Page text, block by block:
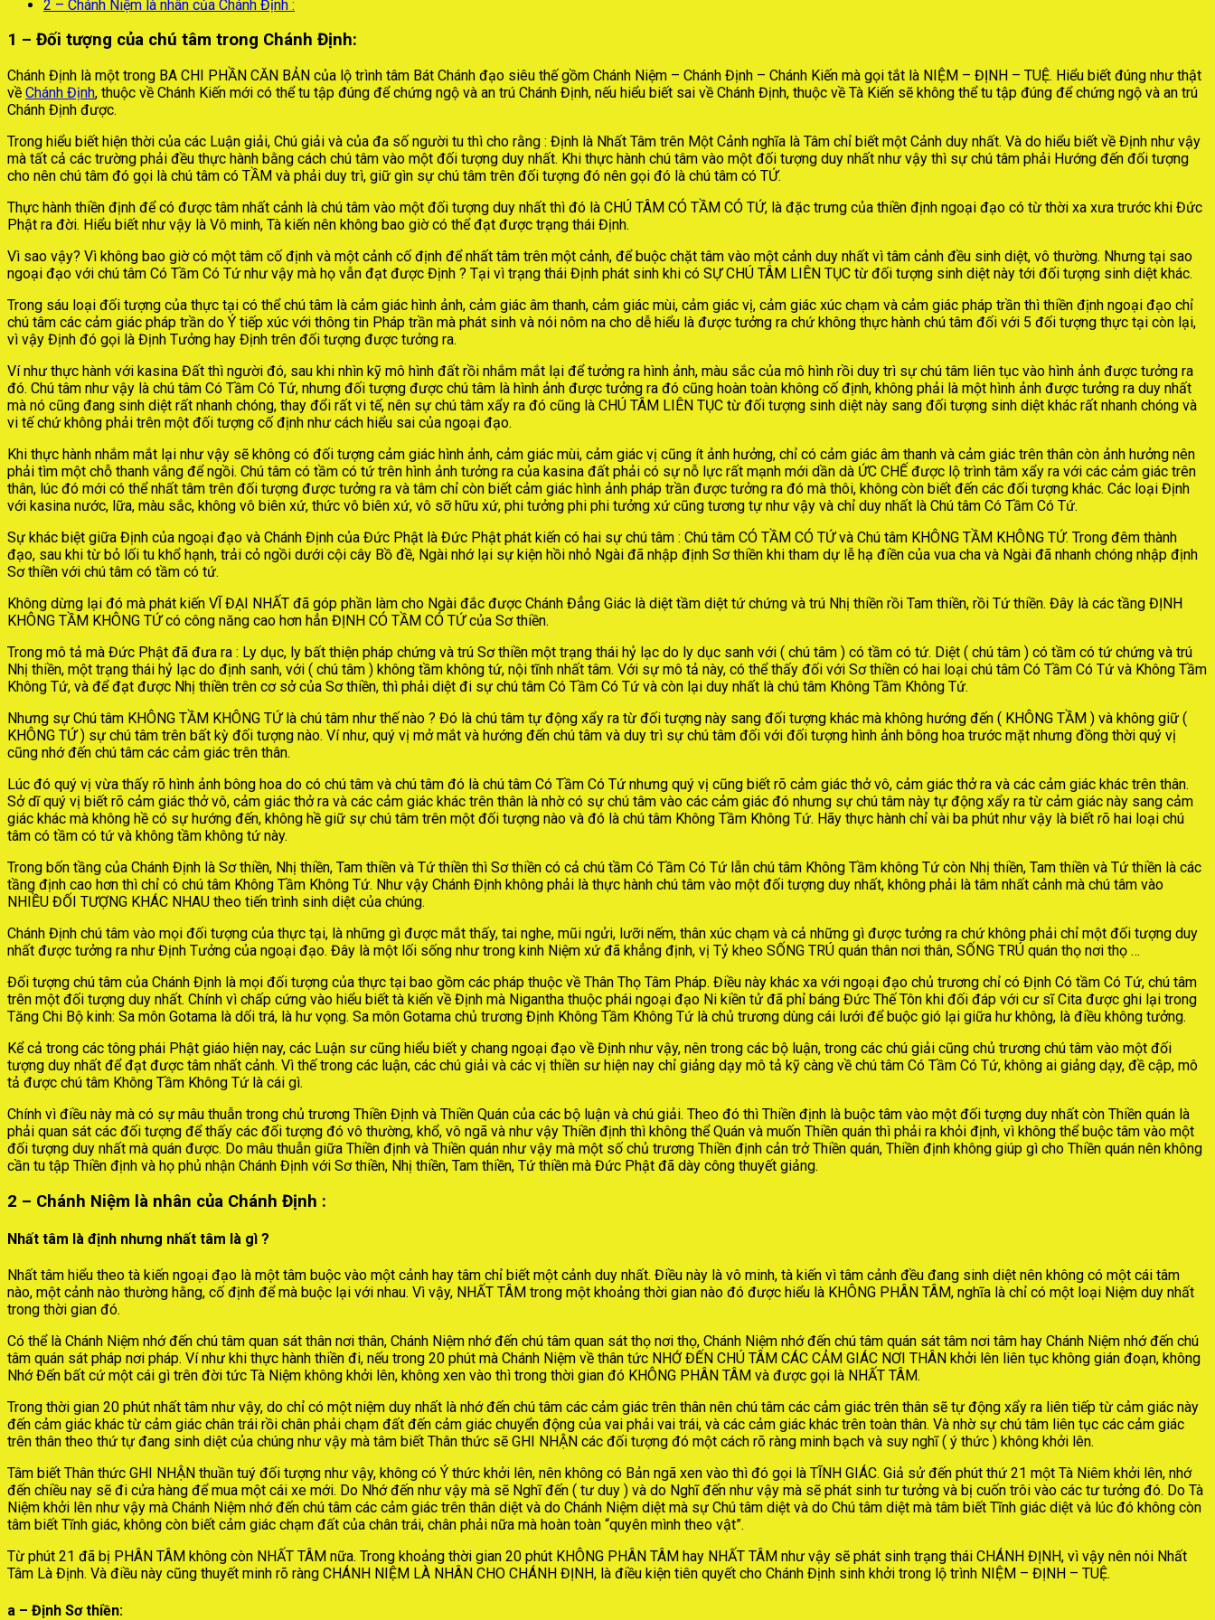
2 – Chánh Niệm là nhân của Chánh Định :
1 – Đối tượng của chú tâm trong Chánh Định:
Chánh Định là một trong BA CHI PHẦN CĂN BẢN của lộ trình tâm Bát Chánh đạo siêu thế gồm Chánh Niệm – Chánh Định – Chánh Kiến mà gọi tắt là NIỆM – ĐỊNH – TUỆ. Hiểu biết đúng như thật
về Chánh Định, thuộc về Chánh Kiến mới có thể tu tập đúng để chứng ngộ và an trú Chánh Định, nếu hiểu biết sai về Chánh Định, thuộc về Tà Kiến sẽ không thể tu tập đúng để chứng ngộ và an trú
Chánh Định được.
Trong hiểu biết hiện thời của các Luận giải, Chú giải và của đa số người tu thì cho rằng : Định là Nhất Tâm trên Một Cảnh nghĩa là Tâm chỉ biết một Cảnh duy nhất. Và do hiểu biết về Định như vậy
mà tất cả các trường phải đều thực hành bằng cách chú tâm vào một đối tượng duy nhất. Khi thực hành chú tâm vào một đối tượng duy nhất như vậy thì sự chú tâm phải Hướng đến đối tượng
cho nên chú tâm đó gọi là chú tâm có TẦM và phải duy trì, giữ gìn sự chú tâm trên đối tượng đó nên gọi đó là chú tâm có TỨ.
Thực hành thiền định để có được tâm nhất cảnh là chú tâm vào một đối tượng duy nhất thì đó là CHÚ TÂM CÓ TẦM CÓ TỨ, là đặc trưng của thiền định ngoại đạo có từ thời xa xưa trước khi Đức
Phật ra đời. Hiểu biết như vậy là Vô minh, Tà kiến nên không bao giờ có thể đạt được trạng thái Định.
Vì sao vậy? Vì không bao giờ có một tâm cố định và một cảnh cố định để nhất tâm trên một cảnh, để buộc chặt tâm vào một cảnh duy nhất vì tâm cảnh đều sinh diệt, vô thường. Nhưng tại sao
ngoại đạo với chú tâm Có Tầm Có Tứ như vậy mà họ vẫn đạt được Định ? Tại vì trạng thái Định phát sinh khi có SỰ CHÚ TÂM LIÊN TỤC từ đối tượng sinh diệt này tới đối tượng sinh diệt khác.
Trong sáu loại đối tượng của thực tại có thể chú tâm là cảm giác hình ảnh, cảm giác âm thanh, cảm giác mùi, cảm giác vị, cảm giác xúc chạm và cảm giác pháp trần thì thiền định ngoại đạo chỉ
chú tâm các cảm giác pháp trần do Ý tiếp xúc với thông tin Pháp trần mà phát sinh và nói nôm na cho dễ hiểu là được tưởng ra chứ không thực hành chú tâm đối với 5 đối tượng thực tại còn lại,
vì vậy Định đó gọi là Định Tưởng hay Định trên đối tượng được tưởng ra.
Ví như thực hành với kasina Đất thì người đó, sau khi nhìn kỹ mô hình đất rồi nhắm mắt lại để tưởng ra hình ảnh, màu sắc của mô hình rồi duy trì sự chú tâm liên tục vào hình ảnh được tưởng ra
đó. Chú tâm như vậy là chú tâm Có Tầm Có Tứ, nhưng đối tượng được chú tâm là hình ảnh được tưởng ra đó cũng hoàn toàn không cố định, không phải là một hình ảnh được tưởng ra duy nhất
mà nó cũng đang sinh diệt rất nhanh chóng, thay đổi rất vi tế, nên sự chú tâm xẩy ra đó cũng là CHÚ TÂM LIÊN TỤC từ đối tượng sinh diệt này sang đối tượng sinh diệt khác rất nhanh chóng và
vi tế chứ không phải trên một đối tượng cố định như cách hiểu sai của ngoại đạo.
Khi thực hành nhắm mắt lại như vậy sẽ không có đối tượng cảm giác hình ảnh, cảm giác mùi, cảm giác vị cũng ít ảnh hưởng, chỉ có cảm giác âm thanh và cảm giác trên thân còn ảnh hưởng nên
phải tìm một chỗ thanh vắng để ngồi. Chú tâm có tầm có tứ trên hình ảnh tưởng ra của kasina đất phải có sự nỗ lực rất mạnh mới dần dà ỨC CHẾ được lộ trình tâm xẩy ra với các cảm giác trên
thân, lúc đó mới có thể nhất tâm trên đối tượng được tưởng ra và tâm chỉ còn biết cảm giác hình ảnh pháp trần được tưởng ra đó mà thôi, không còn biết đến các đối tượng khác. Các loại Định
với kasina nước, lữa, màu sắc, không vô biên xứ, thức vô biên xứ, vô sỡ hữu xứ, phi tưởng phi phi tưởng xứ cũng tương tự như vậy và chỉ duy nhất là Chú tâm Có Tầm Có Tứ.
Sự khác biệt giữa Định của ngoại đạo và Chánh Định của Đức Phật là Đức Phật phát kiến có hai sự chú tâm : Chú tâm CÓ TẦM CÓ TỨ và Chú tâm KHÔNG TẦM KHÔNG TỨ. Trong đêm thành
đạo, sau khi từ bỏ lối tu khổ hạnh, trải cỏ ngồi dưới cội cây Bồ đề, Ngài nhớ lại sự kiện hồi nhỏ Ngài đã nhập định Sơ thiền khi tham dự lễ hạ điền của vua cha và Ngài đã nhanh chóng nhập định
Sơ thiền với chú tâm có tầm có tứ.
Không dừng lại đó mà phát kiến VĨ ĐẠI NHẤT đã góp phần làm cho Ngài đắc được Chánh Đẳng Giác là diệt tầm diệt tứ chứng và trú Nhị thiền rồi Tam thiền, rồi Tứ thiền. Đây là các tầng ĐỊNH
KHÔNG TẦM KHÔNG TỨ có công năng cao hơn hẳn ĐỊNH CÓ TẦM CÓ TỨ của Sơ thiền.
Trong mô tả mà Đức Phật đã đưa ra : Ly dục, ly bất thiện pháp chứng và trú Sơ thiền một trạng thái hỷ lạc do ly dục sanh với ( chú tâm ) có tầm có tứ. Diệt ( chú tâm ) có tầm có tứ chứng và trú
Nhị thiền, một trạng thái hỷ lạc do định sanh, với ( chú tâm ) không tầm không tứ, nội tĩnh nhất tâm. Với sự mô tả này, có thể thấy đối với Sơ thiền có hai loại chú tâm Có Tầm Có Tứ và Không Tầm
Không Tứ, và để đạt được Nhị thiền trên cơ sở của Sơ thiền, thì phải diệt đi sự chú tâm Có Tầm Có Tứ và còn lại duy nhất là chú tâm Không Tầm Không Tứ.
Nhưng sự Chú tâm KHÔNG TẦM KHÔNG TỨ là chú tâm như thế nào ? Đó là chú tâm tự động xẩy ra từ đối tượng này sang đối tượng khác mà không hướng đến ( KHÔNG TẦM ) và không giữ (
KHÔNG TỨ ) sự chú tâm trên bất kỳ đối tượng nào. Ví như, quý vị mở mắt và hướng đến chú tâm và duy trì sự chú tâm đối với đối tượng hình ảnh bông hoa trước mặt nhưng đồng thời quý vị
cũng nhớ đến chú tâm các cảm giác trên thân.
Lúc đó quý vị vừa thấy rõ hình ảnh bông hoa do có chú tâm và chú tâm đó là chú tâm Có Tầm Có Tứ nhưng quý vị cũng biết rõ cảm giác thở vô, cảm giác thở ra và các cảm giác khác trên thân.
Sở dĩ quý vị biết rõ cảm giác thở vô, cảm giác thở ra và các cảm giác khác trên thân là nhờ có sự chú tâm vào các cảm giác đó nhưng sự chú tâm này tự động xẩy ra từ cảm giác này sang cảm
giác khác mà không hề có sự hướng đến, không hề giữ sự chú tâm trên một đối tượng nào và đó là chú tâm Không Tầm Không Tứ. Hãy thực hành chỉ vài ba phút như vậy là biết rõ hai loại chú
tâm có tầm có tứ và không tầm không tứ này.
Trong bốn tầng của Chánh Định là Sơ thiền, Nhị thiền, Tam thiền và Tứ thiền thì Sơ thiền có cả chú tầm Có Tầm Có Tứ lẫn chú tâm Không Tầm không Tứ còn Nhị thiền, Tam thiền và Tứ thiền là các
tầng định cao hơn thì chỉ có chú tâm Không Tầm Không Tứ. Như vậy Chánh Định không phải là thực hành chú tâm vào một đối tượng duy nhất, không phải là tâm nhất cảnh mà chú tâm vào
NHIỀU ĐỐI TƯỢNG KHÁC NHAU theo tiến trình sinh diệt của chúng.
Chánh Định chú tâm vào mọi đối tượng của thực tại, là những gì được mắt thấy, tai nghe, mũi ngửi, lưỡi nếm, thân xúc chạm và cả những gì được tưởng ra chứ không phải chỉ một đối tượng duy
nhất được tưởng ra như Định Tưởng của ngoại đạo. Đây là một lối sống như trong kinh Niệm xứ đã khẳng định, vị Tỷ kheo SỐNG TRÚ quán thân nơi thân, SỐNG TRÚ quán thọ nơi thọ …
Đối tượng chú tâm của Chánh Định là mọi đối tượng của thực tại bao gồm các pháp thuộc về Thân Thọ Tâm Pháp. Điều này khác xa với ngoại đạo chủ trương chỉ có Định Có tầm Có Tứ, chú tâm
trên một đối tượng duy nhất. Chính vì chấp cứng vào hiểu biết tà kiến về Định mà Nigantha thuộc phái ngoại đạo Ni kiền tử đã phỉ báng Đức Thế Tôn khi đối đáp với cư sĩ Cita được ghi lại trong
Tăng Chi Bộ kinh: Sa môn Gotama là dối trá, là hư vọng. Sa môn Gotama chủ trương Định Không Tầm Không Tứ là chủ trương dùng cái lưới để buộc gió lại giữa hư không, là điều không tưởng.
Kể cả trong các tông phái Phật giáo hiện nay, các Luận sư cũng hiểu biết y chang ngoại đạo về Định như vậy, nên trong các bộ luận, trong các chú giải cũng chủ trương chú tâm vào một đối
tượng duy nhất để đạt được tâm nhất cảnh. Vì thế trong các luận, các chú giải và các vị thiền sư hiện nay chỉ giảng dạy mô tả kỹ càng về chú tâm Có Tầm Có Tứ, không ai giảng dạy, đề cập, mô
tả được chú tâm Không Tầm Không Tứ là cái gì.
Chính vì điều này mà có sự mâu thuẫn trong chủ trương Thiền Định và Thiền Quán của các bộ luận và chú giải. Theo đó thì Thiền định là buộc tâm vào một đối tượng duy nhất còn Thiền quán là
phải quan sát các đối tượng để thấy các đối tượng đó vô thường, khổ, vô ngã và như vậy Thiền định thì không thể Quán và muốn Thiền quán thì phải ra khỏi định, vì không thể buộc tâm vào một
đối tượng duy nhất mà quán được. Do mâu thuẫn giữa Thiền định và Thiền quán như vậy mà một số chủ trương Thiền định cản trở Thiền quán, Thiền định không giúp gì cho Thiền quán nên không
cần tu tập Thiền định và họ phủ nhận Chánh Định với Sơ thiền, Nhị thiền, Tam thiền, Tứ thiền mà Đức Phật đã dày công thuyết giảng.
2 – Chánh Niệm là nhân của Chánh Định :
Nhất tâm là định nhưng nhất tâm là gì ?
Nhất tâm hiểu theo tà kiến ngoại đạo là một tâm buộc vào một cảnh hay tâm chỉ biết một cảnh duy nhất. Điều này là vô minh, tà kiến vì tâm cảnh đều đang sinh diệt nên không có một cái tâm
nào, một cảnh nào thường hằng, cố định để mà buộc lại với nhau. Vì vậy, NHẤT TÂM trong một khoảng thời gian nào đó được hiểu là KHÔNG PHÂN TÂM, nghĩa là chỉ có một loại Niệm duy nhất
trong thời gian đó.
Có thể là Chánh Niệm nhớ đến chú tâm quan sát thân nơi thân, Chánh Niệm nhớ đến chú tâm quan sát thọ nơi thọ, Chánh Niệm nhớ đến chú tâm quán sát tâm nơi tâm hay Chánh Niệm nhớ đến chú
tâm quán sát pháp nơi pháp. Ví như khi thực hành thiền đi, nếu trong 20 phút mà Chánh Niệm về thân tức NHỚ ĐẾN CHÚ TÂM CÁC CẢM GIÁC NƠI THÂN khởi lên liên tục không gián đoạn, không
Nhớ Đến bất cứ một cái gì trên đời tức Tà Niệm không khởi lên, không xen vào thì trong thời gian đó KHÔNG PHÂN TÂM và được gọi là NHẤT TÂM.
Trong thời gian 20 phút nhất tâm như vậy, do chỉ có một niệm duy nhất là nhớ đến chú tâm các cảm giác trên thân nên chú tâm các cảm giác trên thân sẽ tự động xẩy ra liên tiếp từ cảm giác này
đến cảm giác khác từ cảm giác chân trái rồi chân phải chạm đất đến cảm giác chuyển động của vai phải vai trái, và các cảm giác khác trên toàn thân. Và nhờ sự chú tâm liên tục các cảm giác
trên thân theo thứ tự đang sinh diệt của chúng như vậy mà tâm biết Thân thức sẽ GHI NHẬN các đối tượng đó một cách rõ ràng minh bạch và suy nghĩ ( ý thức ) không khởi lên.
Tâm biết Thân thức GHI NHẬN thuần tuý đối tượng như vậy, không có Ý thức khởi lên, nên không có Bản ngã xen vào thì đó gọi là TĨNH GIÁC. Giả sử đến phút thứ 21 một Tà Niêm khởi lên, nhớ
đến chiều nay sẽ đi cửa hàng để mua một cái xe mới. Do Nhớ đến như vậy mà sẽ Nghĩ đến ( tư duy ) và do Nghĩ đến như vậy mà sẽ phát sinh tư tưởng và bị cuốn trôi vào các tư tưởng đó. Do Tà
Niệm khởi lên như vậy mà Chánh Niệm nhớ đến chú tâm các cảm giác trên thân diệt và do Chánh Niệm diệt mà sự Chú tâm diệt và do Chú tâm diệt mà tâm biết Tĩnh giác diệt và lúc đó không còn
tâm biết Tĩnh giác, không còn biết cảm giác chạm đất của chân trái, chân phải nữa mà hoàn toàn “quyên mình theo vật”.
Từ phút 21 đã bị PHÂN TÂM không còn NHẤT TÂM nữa. Trong khoảng thời gian 20 phút KHÔNG PHÂN TÂM hay NHẤT TÂM như vậy sẽ phát sinh trạng thái CHÁNH ĐỊNH, vì vậy nên nói Nhất
Tâm Là Định. Và điều này cũng thuyết minh rõ ràng CHÁNH NIỆM LÀ NHÂN CHO CHÁNH ĐỊNH, là điều kiện tiên quyết cho Chánh Định sinh khởi trong lộ trình NIỆM – ĐỊNH – TUỆ.
a – Định Sơ thiền: